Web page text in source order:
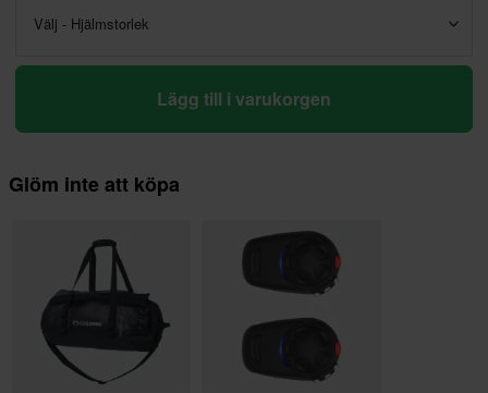
Välj - Hjälmstorlek
Lägg till i varukorgen
Glöm inte att köpa